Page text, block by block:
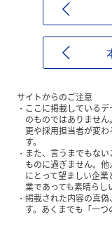
サイトからのご注意
ここに掲載している
のものではありませ
更や採用担当者が変
す。
また、言うまでもな
ものに過ぎません。他
にとって望ましい企
業であっても素晴らし
掲載された内容の真
す。あくまでも「一つ